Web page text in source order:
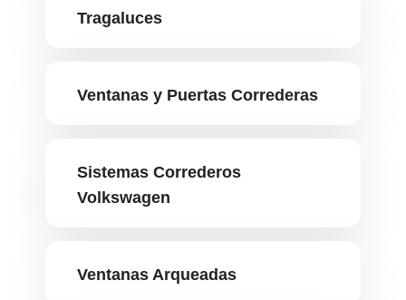
Tragaluces
Ventanas y Puertas Correderas
Sistemas Correderos
Volkswagen
Ventanas Arqueadas